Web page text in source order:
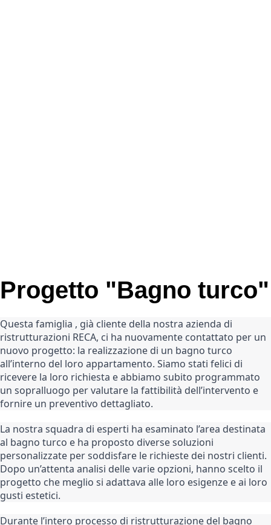
Progetto "Bagno turco"
Questa famiglia , già cliente della nostra azienda di
ristrutturazioni RECA, ci ha nuovamente contattato per un
nuovo progetto: la realizzazione di un bagno turco
all’interno del loro appartamento. Siamo stati felici di
ricevere la loro richiesta e abbiamo subito programmato
un sopralluogo per valutare la fattibilità dell’intervento e
fornire un preventivo dettagliato.
La nostra squadra di esperti ha esaminato l’area destinata
al bagno turco e ha proposto diverse soluzioni
personalizzate per soddisfare le richieste dei nostri clienti.
Dopo un’attenta analisi delle varie opzioni, hanno scelto il
progetto che meglio si adattava alle loro esigenze e ai loro
gusti estetici.
Durante l’intero processo di ristrutturazione del bagno